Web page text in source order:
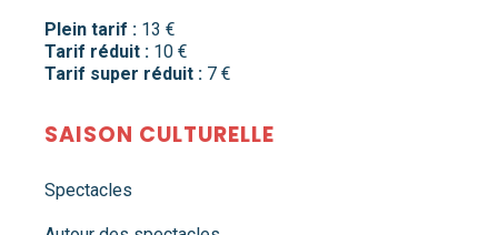
Plein tarif : 13 €
Tarif réduit : 10 €
Tarif super réduit : 7 €
SAISON CULTURELLE
Spectacles